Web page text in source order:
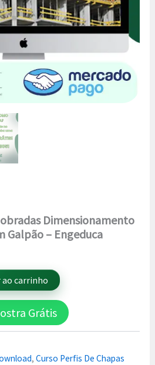
Dimensionamento
Galpão – Engeduca
ao carrinho
Grátis
,Curso Perfis De Chapas